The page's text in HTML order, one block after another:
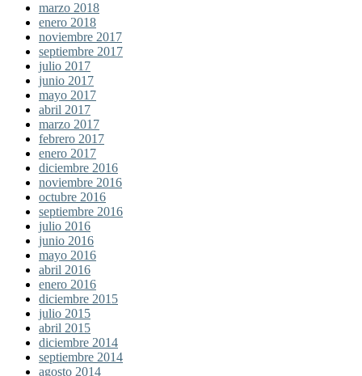
marzo 2018
enero 2018
noviembre 2017
septiembre 2017
julio 2017
junio 2017
mayo 2017
abril 2017
marzo 2017
febrero 2017
enero 2017
diciembre 2016
noviembre 2016
octubre 2016
septiembre 2016
julio 2016
junio 2016
mayo 2016
abril 2016
enero 2016
diciembre 2015
julio 2015
abril 2015
diciembre 2014
septiembre 2014
agosto 2014